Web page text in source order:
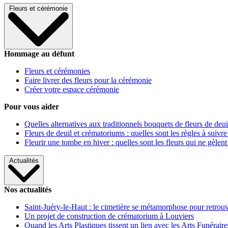
Fleurs et cérémonie
Hommage au défunt
Fleurs et cérémonies
Faire livrer des fleurs pour la cérémonie
Créer votre espace cérémonie
Pour vous aider
Quelles alternatives aux traditionnels bouquets de fleurs de
Fleurs de deuil et crématoriums : quelles sont les règles à
Fleurir une tombe en hiver : quelles sont les fleurs qui ne gèlent
Actualités
Nos actualités
Saint-Juéry-le-Haut : le cimetière se métamorphose pour
Un projet de construction de crématorium à Louviers
Quand les Arts Plastiques tissent un lien avec les Arts